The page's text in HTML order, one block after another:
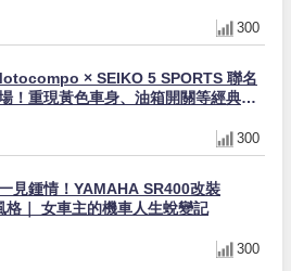
300
× SEIKO 5 SPORTS 聯名
！重現黃色車身、油箱開關等經典設
300
見鍾情！YAMAHA SR400改裝
格｜ 女車主的機車人生蛻變記
300